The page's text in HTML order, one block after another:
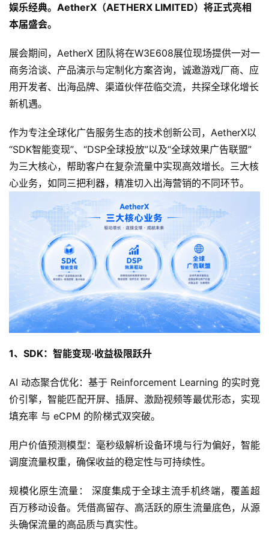
娱乐经典。AetherX（AETHERX LIMITED）将正式亮相
本届盛会。
展会期间，AetherX 团队将在W3E608展位现场提供一对一
商务洽谈、产品演示与定制化方案咨询，诚邀游戏厂商、应
用开发者、出海品牌、渠道伙伴莅临交流，共探全球化增长
新机遇。
作为专注全球化广告服务生态的技术创新公司，AetherX以
“SDK智能变现”、“DSP全球投放”以及“全球效果广告联盟”
为三大核心，帮助客户在复杂流量中实现高效增长。三大核
心业务，如同三把利器，精准切入出海营销的不同环节。
1、SDK：智能变现·收益极限跃升
AI 动态聚合优化：基于 Reinforcement Learning 的实时竞
价引擎，智能匹配开屏、插屏、激励视频等最优形态，实现
填充率 与 eCPM 的阶梯式双突破。
用户价值预测模型：毫秒级解析设备环境与行为偏好，智能
调度流量权重，确保收益的稳定性与可持续性。
规模化原生流量： 深度集成于全球主流手机终端，覆盖超
百万移动设备。凭借高留存、高活跃的原生流量底色，从源
头确保流量的高品质与真实性。